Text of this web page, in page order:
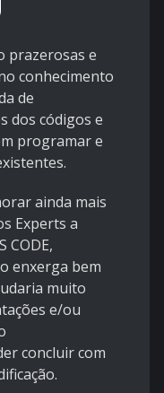
prazerosas e
conhecimento
de
dos códigos e
programar e
ainda mais
Experts a
CODE,
enxerga bem
muito
e/ou
concluir com